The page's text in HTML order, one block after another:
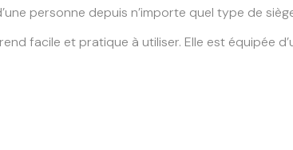
personne depuis n’importe quel type de
facile et pratique à utiliser. Elle est équipée